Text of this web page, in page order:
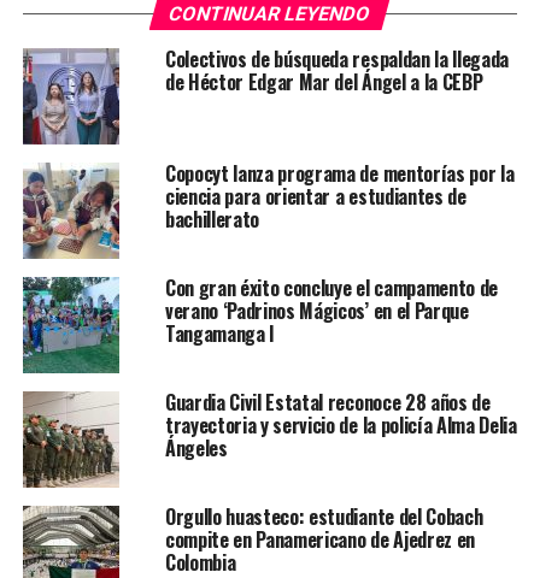
de plástico que contenía 287 gramos de la misma
sustancia.
Por eso lo detuvieron y ayer por la mañana lo
trasladaron a las instalaciones de la Procuraduría
General de la República con sede en el municipio de
Ciudad Valles.
TEMAS RELACIONADOS
YA VIENE
Capturan a sujetos que cometieron un robo en la tienda
Sams
Detienen a par de marihuanos que ponían en peligro a
los automovilistas
CONTINUAR LEYENDO
Colectivos de búsqueda respaldan la llegada
de Héctor Edgar Mar del Ángel a la CEBP
Copocyt lanza programa de mentorías por la
ciencia para orientar a estudiantes de
bachillerato
Con gran éxito concluye el campamento de
verano ‘Padrinos Mágicos’ en el Parque
Tangamanga I
Guardia Civil Estatal reconoce 28 años de
trayectoria y servicio de la policía Alma Delia
Ángeles
Orgullo huasteco: estudiante del Cobach
compite en Panamericano de Ajedrez en
Colombia